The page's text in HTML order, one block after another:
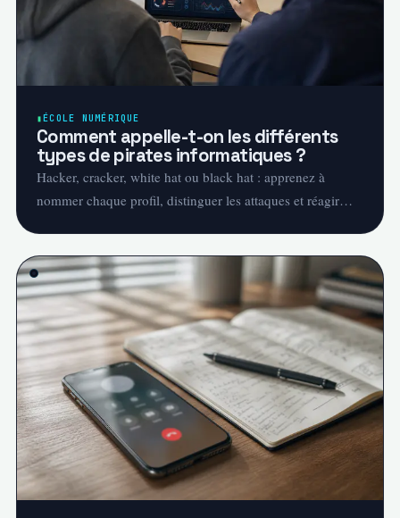
ÉCOLE NUMÉRIQUE
Comment appelle-t-on les différents
types de pirates informatiques ?
Hacker, cracker, white hat ou black hat : apprenez à
nommer chaque profil, distinguer les attaques et réagir